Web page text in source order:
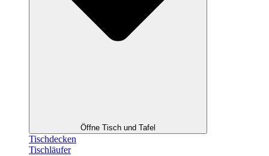
Öffne Tisch und Tafel
Tischdecken
Tischläufer